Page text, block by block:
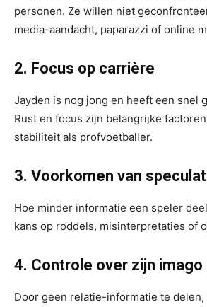
personen. Ze willen niet
media-aandacht, paparazzi of online
2. Focus op carrière
Jayden is nog jong en heeft een snel
Rust en focus zijn belangrijke
stabiliteit als profvoetballer.
3. Voorkomen van
Hoe minder informatie een speler
kans op roddels, misinterpretaties of
4. Controle over zijn imago
Door geen relatie-informatie te delen,